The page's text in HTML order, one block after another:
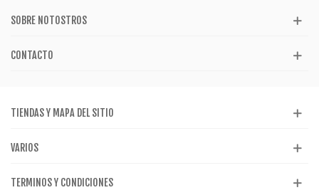
SOBRE NOTOSTROS
CONTACTO
TIENDAS Y MAPA DEL SITIO
VARIOS
TERMINOS Y CONDICIONES